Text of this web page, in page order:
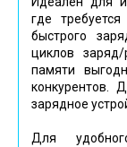
где
быстрого
циклов
памяти
конкурентов.
зарядное
Для